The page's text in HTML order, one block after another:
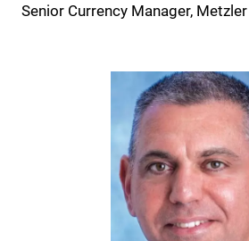
Senior Currency Manager,